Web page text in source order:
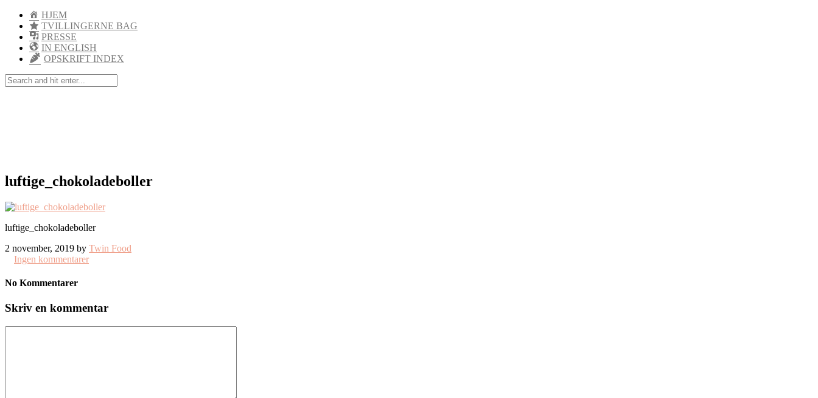
HJEM
TVILLINGERNE BAG
PRESSE
IN ENGLISH
OPSKRIFT INDEX
luftige_chokoladeboller
luftige_chokoladeboller
2 november, 2019 by Twin Food
Ingen kommentarer
No Kommentarer
Skriv en kommentar